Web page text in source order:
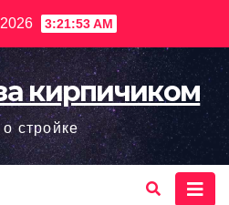
3:21:54 AM
кирпичиком
стройке